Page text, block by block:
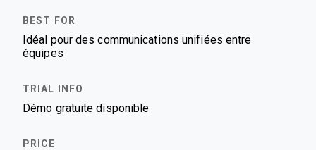
Idéal pour des communications unifiées entre
équipes
Démo gratuite disponible